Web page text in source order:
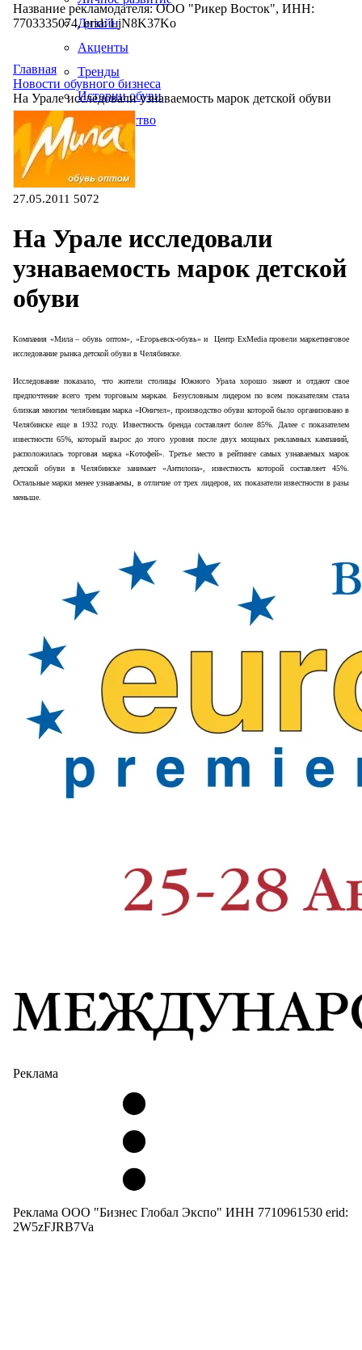
Дизайн
Акценты
Тренды
Истории обуви
Производство
Название рекламодателя: ООО "Рикер Восток", ИНН:
7703335074, erid: LjN8K37Ko
Главная
Новости обувного бизнеса
На Урале исследовали узнаваемость марок детской обуви
27.05.2011 5072
На Урале исследовали
узнаваемость марок детской
обуви
Компания «Мила – обувь оптом», «Егорьевск-обувь» и Центр ExMedia провели маркетинговое
исследование рынка детской обуви в Челябинске.
Исследование показало, что жители столицы Южного Урала хорошо знают и отдают свое
предпочтение всего трем торговым маркам. Безусловным лидером по всем показателям стала
близкая многим челябинцам марка «Юничел», производство обуви которой было организовано в
Челябинске еще в 1932 году. Известность бренда составляет более 85%. Далее с показателем
известности 65%, который вырос до этого уровня после двух мощных рекламных кампаний,
расположилась торговая марка «Котофей». Третье место в рейтинге самых узнаваемых марок
детской обуви в Челябинске занимает «Антилопа», известность которой составляет 45%.
Остальные марки менее узнаваемы, в отличие от трех лидеров, их показатели известности в разы
меньше.
Реклама
Реклама ООО "Бизнес Глобал Экспо" ИНН 7710961530 erid:
2W5zFJRB7Va